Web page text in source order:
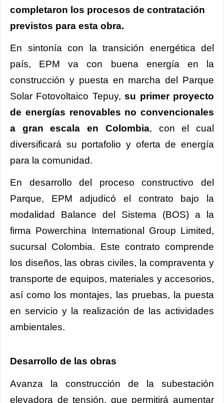
completaron los procesos de contratación
previstos para esta obra.
En sintonía con la transición energética del
país, EPM va con buena energía en la
construcción y puesta en marcha del Parque
Solar Fotovoltaico Tepuy,su primer proyecto
de energías renovables no convencionales
a gran escala en Colombia, con el cual
diversificará su portafolio y oferta de energía
para la comunidad.
En desarrollo del proceso constructivo del
Parque, EPM adjudicó el contrato bajo la
modalidad Balance del Sistema (BOS) a la
firma Powerchina International Group Limited,
sucursal Colombia. Este contrato comprende
los diseños, las obras civiles, la compraventa y
transporte de equipos, materiales y accesorios,
así como los montajes, las pruebas, la puesta
en servicio y la realización de las actividades
ambientales.
Desarrollo de las obras
Avanza la construcción de la subestación
elevadora de tensión, que permitirá aumentar